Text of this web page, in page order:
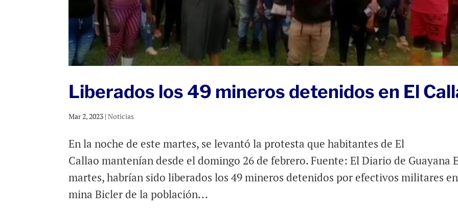
Liberados los 49 mineros detenidos en El
Mar 2, 2023 |Noticias
En la noche de este martes, se levantó la protesta que habitantes de El
Callao mantenían desde el domingo 26 de febrero. Fuente: El Diario de Guayana
martes, habrían sido liberados los 49 mineros detenidos por efectivos militares
mina Bicler de la población...